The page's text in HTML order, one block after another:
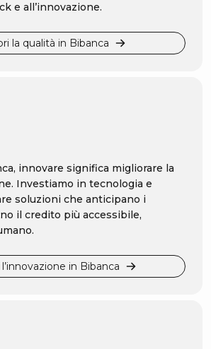
e all’innovazione.
la qualità in Bibanca
innovare significa migliorare la
Investiamo in tecnologia e
soluzioni che anticipano i
il credito più accessibile,
in Bibanca